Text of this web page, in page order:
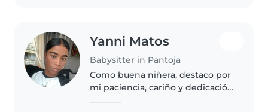
Yanni Matos
Babysitter in Pantoja
Como buena niñera, destaco por
mi paciencia, cariño y dedicación